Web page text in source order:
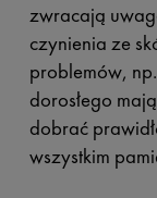
zwracają
czynienia ze
problemów,
dorosłego
dobrać
wszystkim